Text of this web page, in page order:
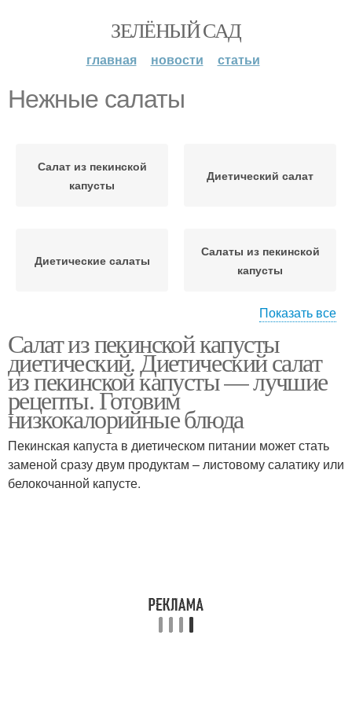
ЗЕЛЁНЫЙ САД
главная новости статьи
Нежные салаты
Салат из пекинской
капусты
Диетический салат
Диетические салаты
Салаты из пекинской
капусты
Салат с фенхелем Салат из курицы
Салат из красной
Салат с крабовыми
палочками
Показать все
Салат из пекинской капусты
диетический. Диетический салат
из пекинской капусты — лучшие
рецепты. Готовим
низкокалорийные блюда
Пекинская капуста в диетическом питании может стать
заменой сразу двум продуктам – листовому салатику или
белокочанной капусте.